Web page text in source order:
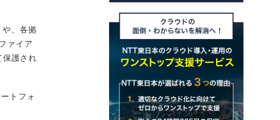
や、各拠
ァイア
保護され
トフォ